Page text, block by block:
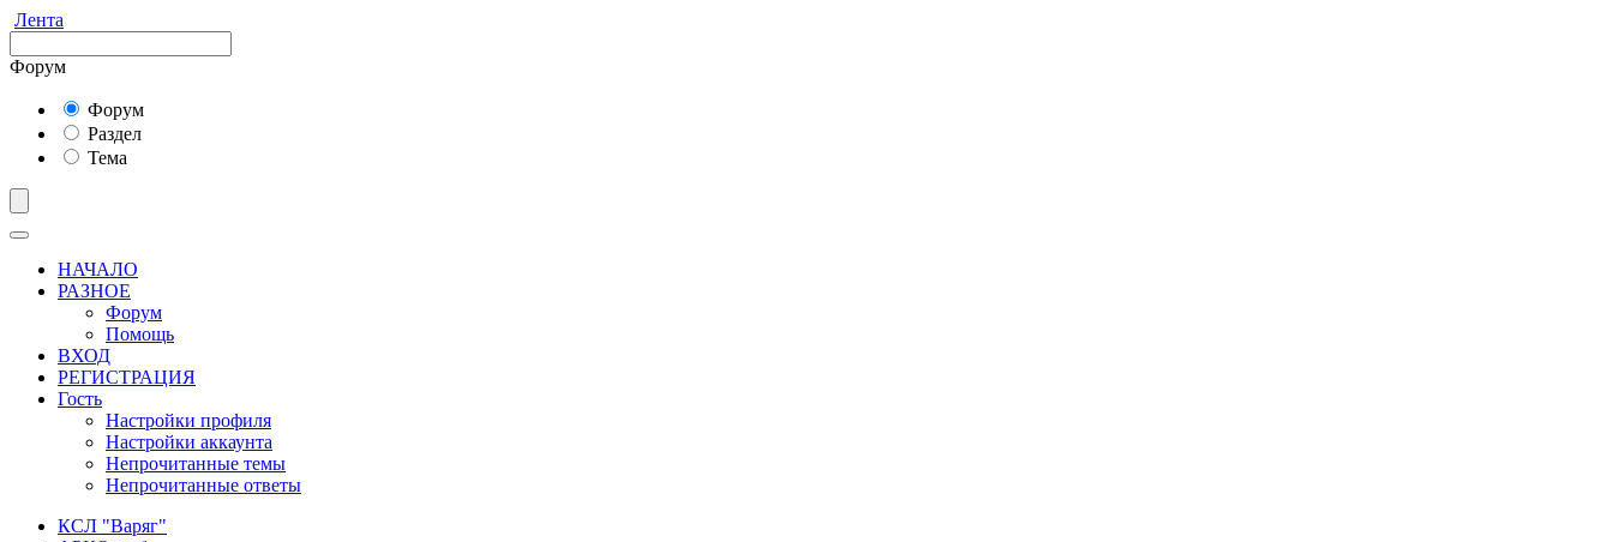
Лента
Форум
Форум
Раздел
Тема
НАЧАЛО
РАЗНОЕ
Форум
Помощь
ВХОД
РЕГИСТРАЦИЯ
Гость
Настройки профиля
Настройки аккаунта
Непрочитанные темы
Непрочитанные ответы
КСЛ "Варяг"